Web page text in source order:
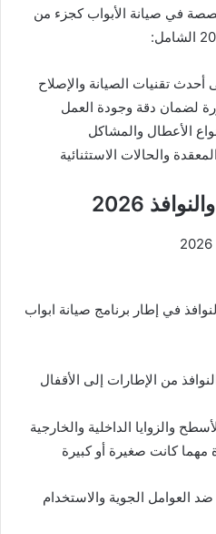
في صيانة الأبواب كجزء من
تقنيات الصيانة والإصلاح
لضمان دقة وجودة العمل
الأعطال والمشاكل
والحالات الاستثنائية
2026
في إطار برنامج صيانة ابواب
من الإطارات إلى الأقفال
والزوايا الداخلية والخارجية
مهما كانت صغيرة أو كبيرة
العوامل الجوية والاستخدام